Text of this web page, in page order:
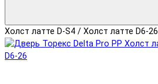
Холст латте D-S4 / Холст латте D6-26